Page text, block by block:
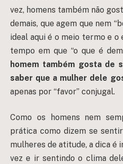
vez, homens também não
demais, que agem que nem
ideal aqui é o meio termo e o
tempo em que “o que é
homem também gosta de
saber que a mulher dele
apenas por “favor” conjugal.
Como os homens nem
prática como dizem se
mulheres de atitude, a dica é
vez e ir sentindo o clima